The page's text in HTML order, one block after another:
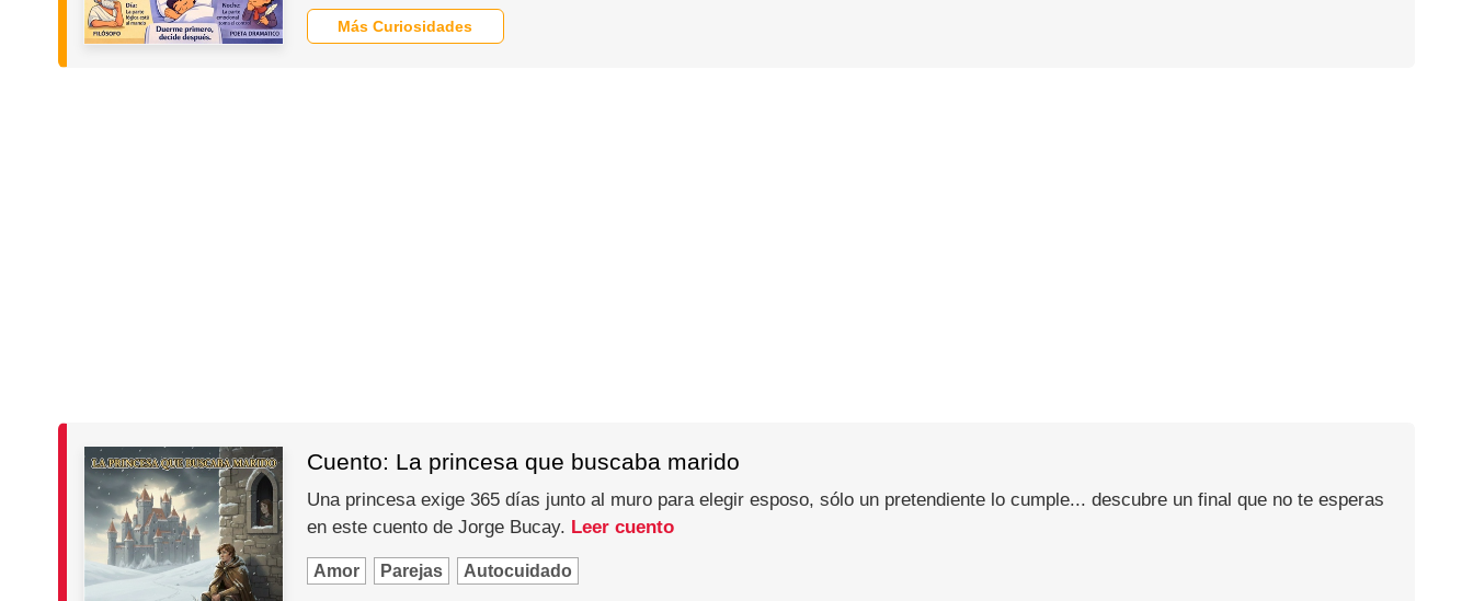
Más Curiosidades
Cuento: La princesa que buscaba marido
Una princesa exige 365 días junto al muro para elegir esposo, sólo un pretendiente lo cumple... descubre un final que no te esperas
en este cuento de Jorge Bucay. Leer cuento
Amor Parejas Autocuidado